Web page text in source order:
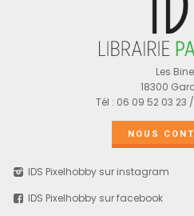
Les
18300
Tél : 06 09 52 03 23
NOUS
IDS Pixelhobby sur instagram
IDS Pixelhobby sur facebook